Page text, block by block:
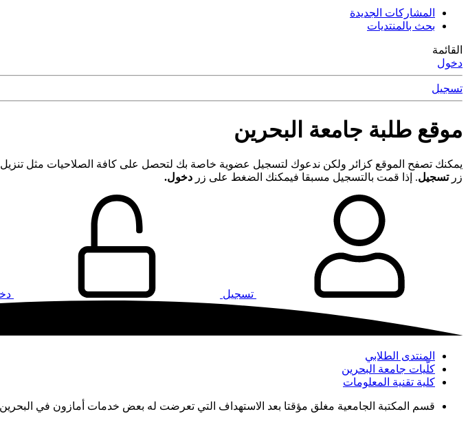
المشاركات الجديدة
بحث بالمنتديات
القائمة
دخول
تسجيل
موقع طلبة جامعة البحرين
يمكنك تصفح الموقع كزائر ولكن ندعوك لتسجيل عضوية خاصة بك لتحصل على كافة الصلاحيات مثل
زرتسجيل. إذا قمت بالتسجيل مسبقا فيمكنك الضغط على زر دخول.
تسجيل
المنتدى الطلابي
كلّيات جامعة البحرين
كلية تقنية المعلومات
قسم المكتبة الجامعية مغلق مؤقتا بعد الاستهداف التي تعرضت له بعض خدمات أمازون في